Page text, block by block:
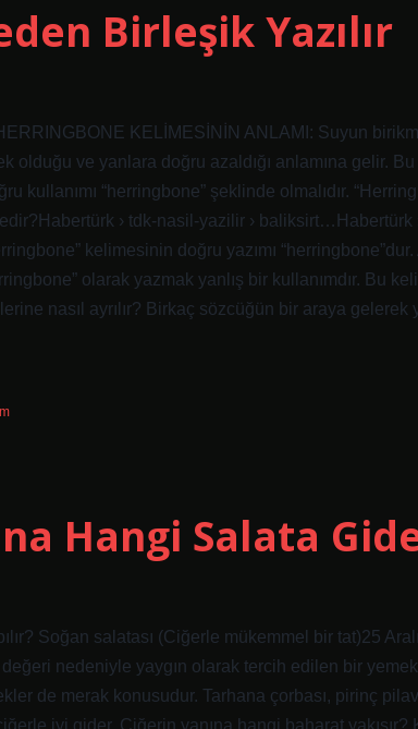
Birleşik Yazılır
HERRINGBONE KELİMESİNİN ANLAMI: Suyun
olduğu ve yanlara doğru azaldığı anlamına gelir.
kullanımı “herringbone” şeklinde olmalıdır.
› tdk-nasil-yazilir ›
kelimesinin doğru yazımı “herringbone”dur.
olarak yazmak yanlış bir kullanımdır. Bu
nasıl ayrılır? Birkaç sözcüğün bir araya
Hangi Salata
Soğan salatası (Ciğerle mükemmel bir tat)25
nedeniyle yaygın olarak tercih edilen bir
de merak konusudur. Tarhana çorbası, pirinç
iyi gider. Ciğerin yanına hangi baharat